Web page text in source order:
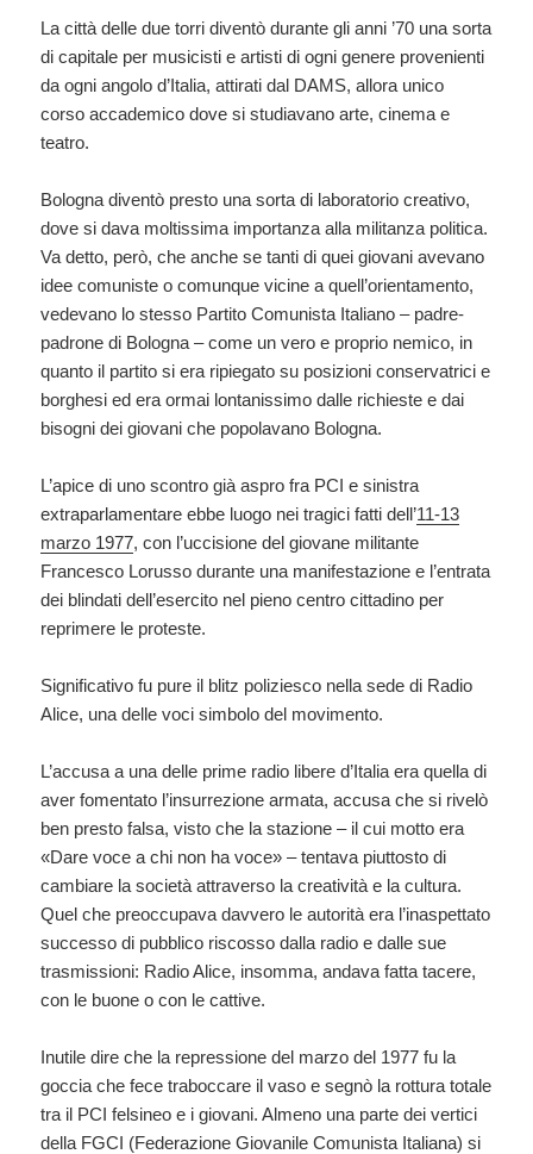
La città delle due torri diventò durante gli anni ’70 una sorta
di capitale per musicisti e artisti di ogni genere provenienti
da ogni angolo d’Italia, attirati dal DAMS, allora unico
corso accademico dove si studiavano arte, cinema e
teatro.
Bologna diventò presto una sorta di laboratorio creativo,
dove si dava moltissima importanza alla militanza politica.
Va detto, però, che anche se tanti di quei giovani avevano
idee comuniste o comunque vicine a quell’orientamento,
vedevano lo stesso Partito Comunista Italiano – padre-
padrone di Bologna – come un vero e proprio nemico, in
quanto il partito si era ripiegato su posizioni conservatrici e
borghesi ed era ormai lontanissimo dalle richieste e dai
bisogni dei giovani che popolavano Bologna.
L’apice di uno scontro già aspro fra PCI e sinistra
extraparlamentare ebbe luogo nei tragici fatti dell’11-13
marzo 1977, con l’uccisione del giovane militante
Francesco Lorusso durante una manifestazione e l’entrata
dei blindati dell’esercito nel pieno centro cittadino per
reprimere le proteste.
Significativo fu pure il blitz poliziesco nella sede di Radio
Alice, una delle voci simbolo del movimento.
L’accusa a una delle prime radio libere d’Italia era quella di
aver fomentato l’insurrezione armata, accusa che si rivelò
ben presto falsa, visto che la stazione – il cui motto era
«Dare voce a chi non ha voce» – tentava piuttosto di
cambiare la società attraverso la creatività e la cultura.
Quel che preoccupava davvero le autorità era l’inaspettato
successo di pubblico riscosso dalla radio e dalle sue
trasmissioni: Radio Alice, insomma, andava fatta tacere,
con le buone o con le cattive.
Inutile dire che la repressione del marzo del 1977 fu la
goccia che fece traboccare il vaso e segnò la rottura totale
tra il PCI felsineo e i giovani. Almeno una parte dei vertici
della FGCI (Federazione Giovanile Comunista Italiana) si